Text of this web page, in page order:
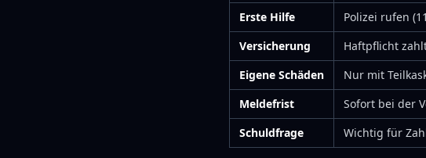
Erste Hilfe
Polizei rufen
Versicherung
Haftpflicht
Eigene Schäden
Nur mit
Meldefrist
Sofort bei der
Schuldfrage
Wichtig für